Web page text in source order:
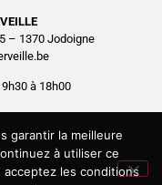
– 1370 Jodoigne
à 18h00
SRL
– Tous droits réservés
garantir la meilleure
à utiliser ce
les conditions